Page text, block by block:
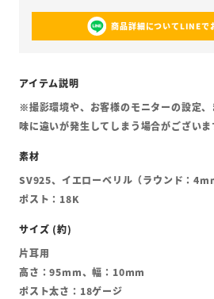
商品詳細についてLINEで
※撮影環境や、お客様のモニターの設定
味に違いが発生してしまう場合がございま
SV925、イエローベリル（ラウンド：
ポスト：18K
片耳用
高さ：95mm、幅：10mm
ポスト太さ：18ゲージ